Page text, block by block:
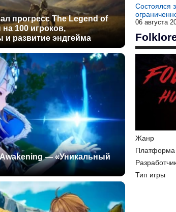
прогресс The Legend of
100 игроков,
развитие эндгейма
— «Уникальный
Состоялся
06 августа
Жанр
Платформа
Тип игры